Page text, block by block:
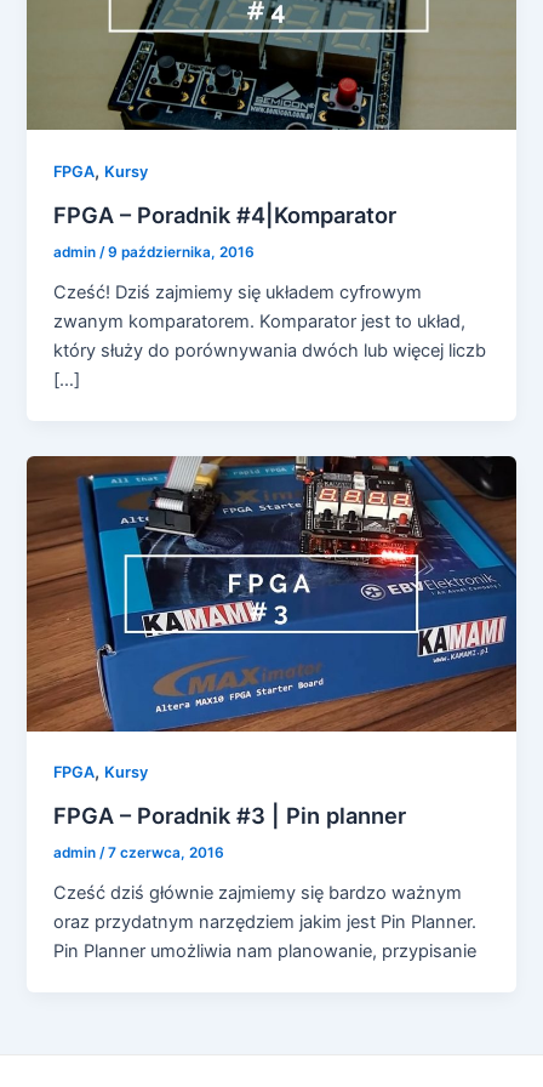
FPGA, Kursy
FPGA – Poradnik #4|Komparator
admin/9 października, 2016
Cześć! Dziś zajmiemy się układem cyfrowym
zwanym komparatorem. Komparator jest to układ,
który służy do porównywania dwóch lub więcej liczb
[…]
FPGA, Kursy
FPGA – Poradnik #3 | Pin planner
admin/7 czerwca, 2016
Cześć dziś głównie zajmiemy się bardzo ważnym
oraz przydatnym narzędziem jakim jest Pin Planner.
Pin Planner umożliwia nam planowanie, przypisanie